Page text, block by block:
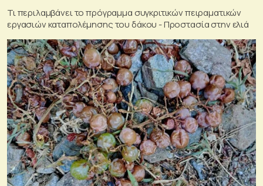
Τι περιλαμβάνει το πρόγραμμα συγκριτικών πειραματικών
εργασιών καταπολέμησης του δάκου - Προστασία στην ελιά